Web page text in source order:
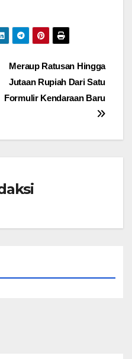
Meraup Ratusan Hingga
Jutaan Rupiah Dari Satu
Formulir Kendaraan Baru